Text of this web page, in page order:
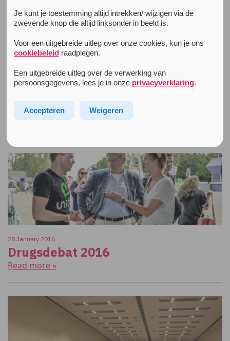
young foreign visitors. The campaign is a collaboration
between the City of Amsterdam, Amsterdam
Marketing, Jellinek Prevention and the Amsterdam
Police Department. […]
Unity College: XTC en je brein
Read more »
28 January 2016
Drugsdebat 2016
Read more »
Je kunt je toestemming altijd intrekken/ wijzigen via de
zwevende knop die altijd linksonder in beeld is.
Voor een uitgebreide uitleg over onze cookies, kun je ons
cookiebeleidraadplegen.
Een uitgebreide uitleg over de verwerking van
persoonsgegevens, lees je in onze privacyverklaring.
Accepteren Weigeren